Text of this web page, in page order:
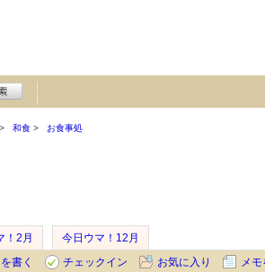
和食 お食事処
！2月
今日ウマ！12月
書く
チェックイン お気に入り メモ